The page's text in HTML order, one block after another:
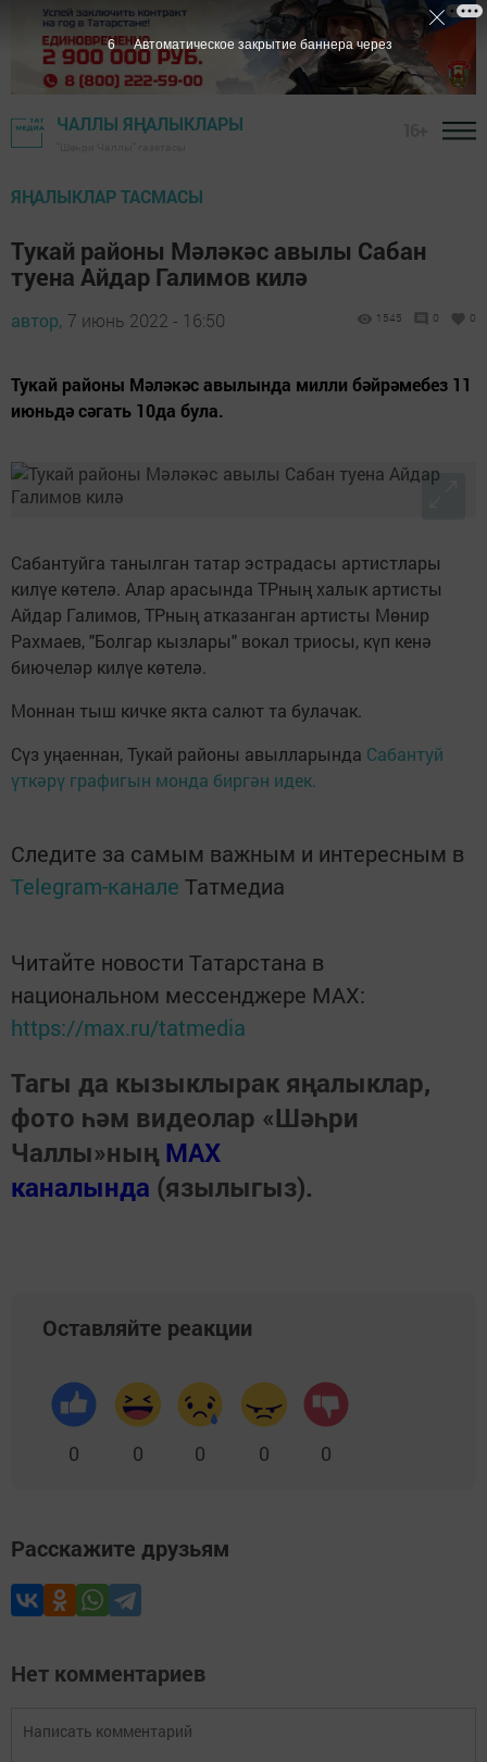
ЧАЛЛЫ ЯҢАЛЫКЛАРЫ
ЯҢАЛЫКЛАР ТАСМАСЫ
Тукай районы Мәләкәс авылы Сабан
туена Айдар Галимов килә
автор, 7 июнь 2022 - 16:50 1545 0 0
Тукай районы Мәләкәс авылында милли бәйрәмебез 11
июньдә сәгать 10да була.
Сабантуйга танылган татар эстрадасы артистлары
килүе көтелә. Алар арасында ТРның халык артисты
Айдар Галимов, ТРның атказанган артисты Мөнир
Рахмаев, "Болгар кызлары" вокал триосы, күп кенә
биючеләр килүе көтелә.
Моннан тыш кичке якта салют та булачак.
Сүз уңаеннан, Тукай районы авылларында Сабантуй
үткәрү графигын монда биргән идек.
Следите за самым важным и интересным в
Telegram-канале Татмедиа
Читайте новости Татарстана в
национальном мессенджере MАХ:
https://max.ru/tatmedia
Тагы да кызыклырак яңалыклар,
фото һәм видеолар «Шәһри
Чаллы»ның MAX
каналында (язылыгыз).
Оставляйте реакции
0 0 0 0 0
Расскажите друзьям
Нет комментариев
5 Автоматическое закрытие баннера через